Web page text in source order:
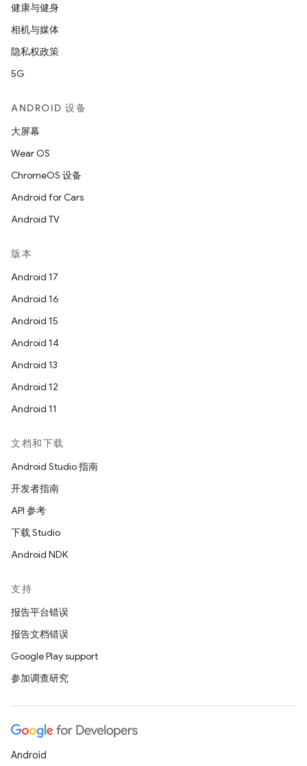
健康与健身
相机与媒体
隐私权政策
5G
ANDROID 设备
大屏幕
Wear OS
ChromeOS 设备
Android for Cars
Android TV
版本
Android 17
Android 16
Android 15
Android 14
Android 13
Android 12
Android 11
文档和下载
Android Studio 指南
开发者指南
API 参考
下载 Studio
Android NDK
支持
报告平台错误
报告文档错误
Google Play support
参加调查研究
Android